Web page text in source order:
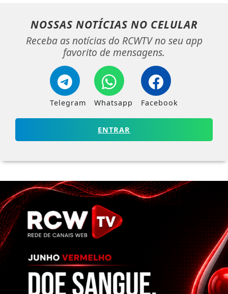
NOSSAS NOTÍCIAS NO CELULAR
Receba as notícias do RCWTV no seu app
favorito de mensagens.
Telegram Whatsapp Facebook
ENTRAR